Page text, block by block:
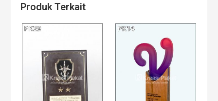
Produk Terkait